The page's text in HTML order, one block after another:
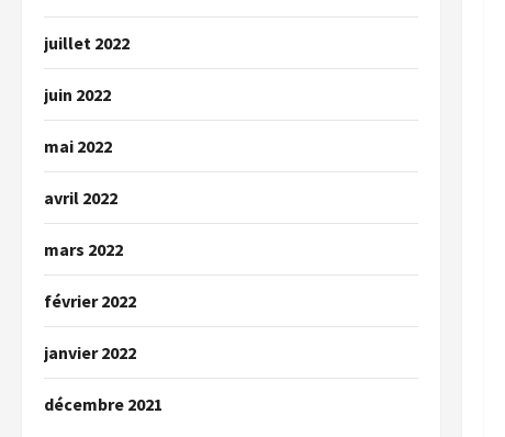
juillet 2022
juin 2022
mai 2022
avril 2022
mars 2022
février 2022
janvier 2022
décembre 2021